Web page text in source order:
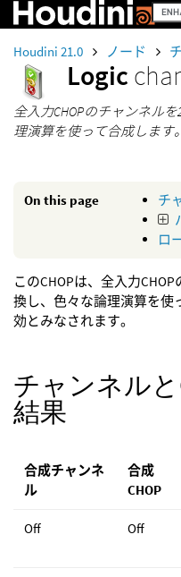
Houdini 21.0 ノード
Logic
全入力CHOPのチャンネル
理演算を使って合成します。
On this page
チ
ロ
このCHOPは、全入力
換し、色々な論理演算を使
効とみなされます。
チャンネル
結果
合成チャンネ
ル
合成
CHOP
Off Off